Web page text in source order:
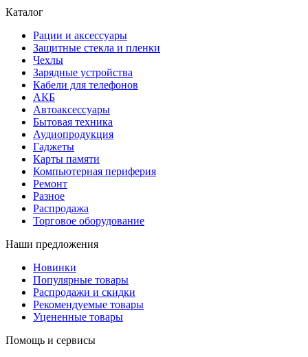
Каталог
Рации и аксессуары
Защитные стекла и пленки
Чехлы
Зарядные устройства
Кабели для телефонов
АКБ
Автоаксессуары
Бытовая техника
Аудиопродукция
Гаджеты
Карты памяти
Компьютерная периферия
Ремонт
Разное
Распродажа
Торговое оборудование
Наши предложения
Новинки
Популярные товары
Распродажи и скидки
Рекомендуемые товары
Уцененные товары
Помощь и сервисы